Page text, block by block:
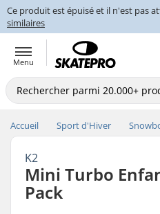
Ce produit est épuisé et il n'est pas
similaires
Menu
Accueil Sport d'Hiver
K2
Mini Turbo
Pack